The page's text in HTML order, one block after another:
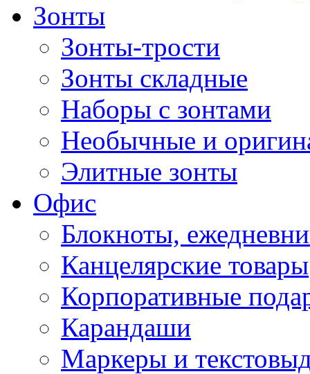
Зонты
Зонты-трости
Зонты складные
Наборы с зонтами
Необычные и
Элитные зонты
Офис
Блокноты,
Канцелярские товары
Корпоративные
Карандаши
Маркеры и